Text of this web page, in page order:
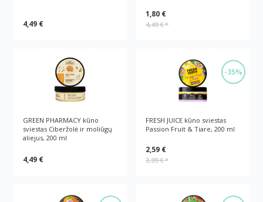
4,49 €
1,80 €
4,49 €*
GREEN PHARMACY kūno
sviestas Ciberžolė ir moliūgų
aliejus, 200 ml
4,49 €
-35%
FRESH JUICE kūno sviestas
Passion Fruit & Tiare, 200 ml
2,59 €
3,99 €*